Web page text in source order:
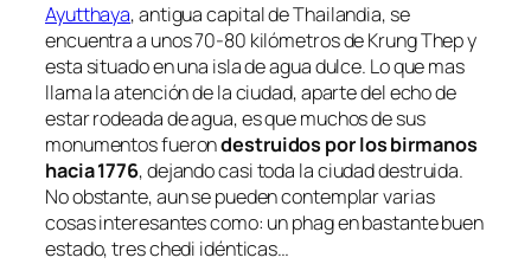
Ayutthaya, antigua capital de Thailandia, se
encuentra a unos 70-80 kilómetros de Krung Thep y
esta situado en una isla de agua dulce. Lo que mas
llama la atención de la ciudad, aparte del echo de
estar rodeada de agua, es que muchos de sus
monumentos fuerondestruidos por los birmanos
hacia 1776, dejando casi toda la ciudad destruida.
No obstante, aun se pueden contemplar varias
cosas interesantes como: un phag en bastante buen
estado, tres chedi idénticas…